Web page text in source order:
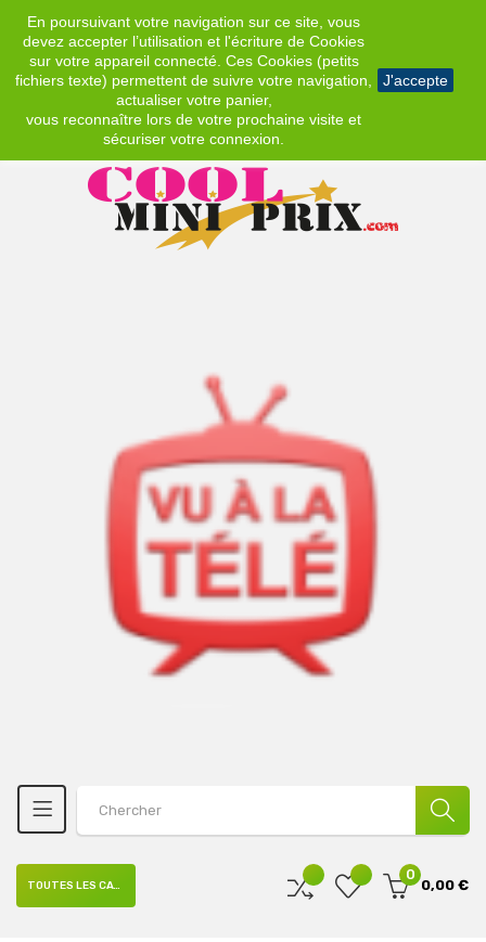
En poursuivant votre navigation sur ce site, vous
devez accepter l’utilisation et l'écriture de Cookies
sur votre appareil connecté. Ces Cookies (petits
fichiers texte) permettent de suivre votre navigation,
actualiser votre panier,
vous reconnaître lors de votre prochaine visite et
sécuriser votre connexion.
J'accepte
EUR
0
0,00 €
TOUTES LES CATÉGORIES